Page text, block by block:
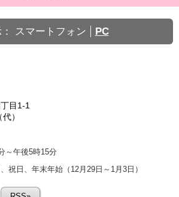
スマートフォン PC
目1-1
（代）
～午後5時15分
祝日、年末年始（12月29日～1月3日）